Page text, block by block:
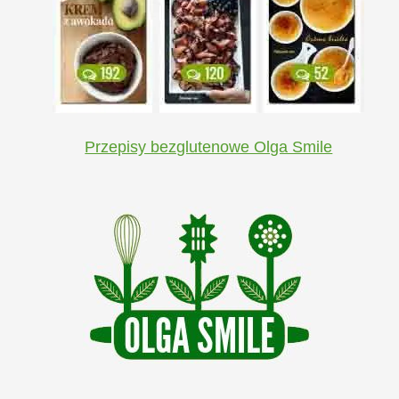
Przepisy bezglutenowe Olga Smile